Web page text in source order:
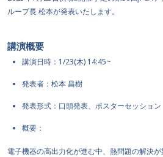
ループ長 松本が発表いたします。
講演概要
講演日時：1/23(木) 14:45~
発表者：松本 昌樹
発表形式：口頭発表、ポスターセッション
概要：
電子機器の高出力化が進む中、熱問題の解決